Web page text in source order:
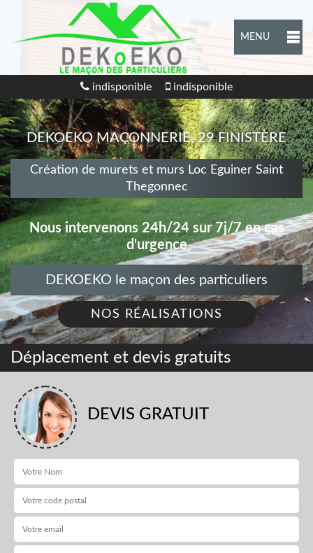
MENU
indisponible indisponible
DEKOEKO MAÇONNERIE, 29 FINISTÈRE
Création de murets et murs Loc Eguiner Saint
Thegonnec
Nous intervenons 24h/24 sur 7j/7 en cas
d'urgence
DEKOEKO le maçon des particuliers
NOS RÉALISATIONS
Déplacement et devis gratuits
DEVIS GRATUIT